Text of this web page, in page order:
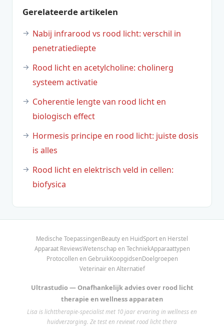
Gerelateerde artikelen
Nabij infrarood vs rood licht: verschil in
penetratiediepte
Rood licht en acetylcholine: cholinerg
systeem activatie
Coherentie lengte van rood licht en
biologisch effect
Hormesis principe en rood licht: juiste dosis
is alles
Rood licht en elektrisch veld in cellen:
biofysica
Medische ToepassingenBeauty en HuidSport en Herstel
Apparaat ReviewsWetenschap en TechniekApparaattypen
Protocollen en GebruikKoopgidsenDoelgroepen
Veterinair en Alternatief
Ultrastudio — Onafhankelijk advies over rood licht
therapie en wellness apparaten
Lisa is lichttherapie-specialist met 10 jaar ervaring in wellness en
huidverzorging. Ze test en reviewt rood licht thera